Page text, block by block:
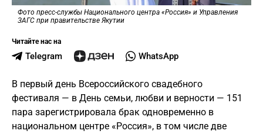
Фото пресс-службы Национального центра «Россия» и Управления
ЗАГС при правительстве Якутии
Читайте нас на
Telegram WhatsApp
В первый день Всероссийского свадебного
фестиваля — в День семьи, любви и верности — 151
пара зарегистрировала брак одновременно в
национальном центре «Россия», в том числе две